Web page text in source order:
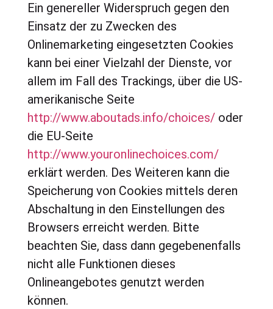
Ein genereller Widerspruch gegen den
Einsatz der zu Zwecken des
Onlinemarketing eingesetzten Cookies
kann bei einer Vielzahl der Dienste, vor
allem im Fall des Trackings, über die US-
amerikanische Seite
http://www.aboutads.info/choices/ oder
die EU-Seite
http://www.youronlinechoices.com/
erklärt werden. Des Weiteren kann die
Speicherung von Cookies mittels deren
Abschaltung in den Einstellungen des
Browsers erreicht werden. Bitte
beachten Sie, dass dann gegebenenfalls
nicht alle Funktionen dieses
Onlineangebotes genutzt werden
können.